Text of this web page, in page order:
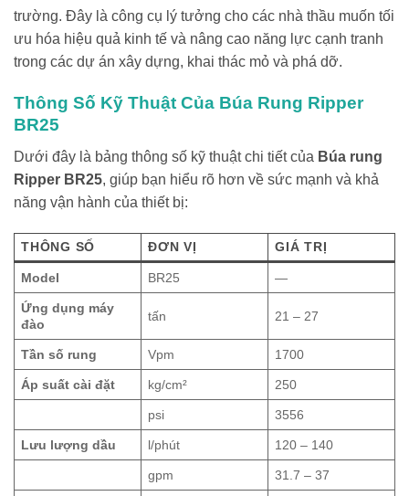
trường. Đây là công cụ lý tưởng cho các nhà thầu muốn tối
ưu hóa hiệu quả kinh tế và nâng cao năng lực cạnh tranh
trong các dự án xây dựng, khai thác mỏ và phá dỡ.
Thông Số Kỹ Thuật Của Búa Rung Ripper
BR25
Dưới đây là bảng thông số kỹ thuật chi tiết của Búa rung
Ripper BR25, giúp bạn hiểu rõ hơn về sức mạnh và khả
năng vận hành của thiết bị:
THÔNG SỐ ĐƠN VỊ GIÁ TRỊ
Model BR25 —
Ứng dụng máy
đào
tấn 21 – 27
Tần số rung Vpm 1700
Áp suất cài đặt kg/cm² 250
psi 3556
Lưu lượng dầu l/phút 120 – 140
gpm 31.7 – 37